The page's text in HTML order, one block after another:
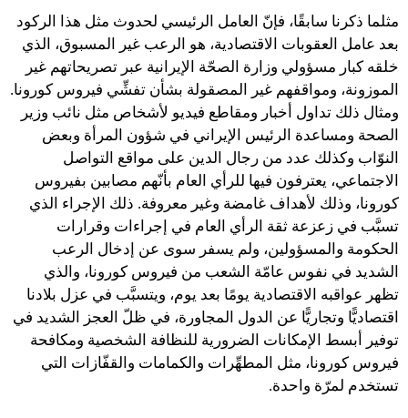
مثلما ذكرنا سابقًا، فإنّ العامل الرئيسي لحدوث مثل هذا الركود
بعد عامل العقوبات الاقتصادية، هو الرعب غير المسبوق، الذي
خلقه كبار مسؤولي وزارة الصحّة الإيرانية عبر تصريحاتهم غير
الموزونة، ومواقفهم غير المصقولة بشأن تفشِّي فيروس كورونا.
ومثال ذلك تداول أخبار ومقاطع فيديو لأشخاص مثل نائب وزير
الصحة ومساعدة الرئيس الإيراني في شؤون المرأة وبعض
النوّاب وكذلك عدد من رجال الدين على مواقع التواصل
الاجتماعي، يعترفون فيها للرأي العام بأنّهم مصابين بفيروس
كورونا، وذلك لأهداف غامضة وغير معروفة. ذلك الإجراء الذي
تسبَّب في زعزعة ثقة الرأي العام في إجراءات وقرارات
الحكومة والمسؤولين، ولم يسفر سوى عن إدخال الرعب
الشديد في نفوس عامّة الشعب من فيروس كورونا، والذي
تظهر عواقبه الاقتصادية يومًا بعد يوم، ويتسبَّب في عزل بلادنا
اقتصاديًّا وتجاريًّا عن الدول المجاورة، في ظلّ العجز الشديد في
توفير أبسط الإمكانات الضرورية للنظافة الشخصية ومكافحة
فيروس كورونا، مثل المطهِّرات والكمامات والقفّازات التي
تستخدم لمرّة واحدة.